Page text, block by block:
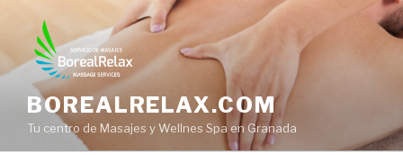
contenido
BOREALRELAX.COM
Tu centro de Masajes y Wellnes Spa en Granada